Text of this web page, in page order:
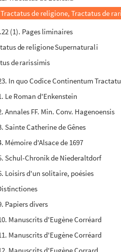
Tractatus de religione, Tractatus de
(1). Pages liminaires
de religione Supernaturali
de rarissimis
In quo Codice Continentum
Le Roman d'Enkenstein
Annales FF. Min. Conv. Hagenoensis
Sainte Catherine de Gênes
Mémoire d'Alsace de 1697
Schul-Chronik de Niederaltdorf
Loisirs d'un solitaire, poésies
Papiers divers
Manuscrits d'Eugène Corréard
Manuscrits d'Eugène Corréard